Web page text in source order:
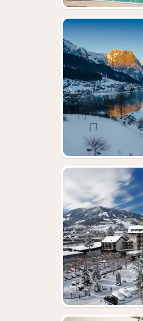
Forrige billede
Forrige billede